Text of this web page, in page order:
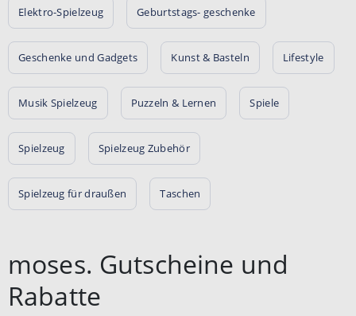
Elektro-Spielzeug Geburtstags- geschenke
Geschenke und Gadgets Kunst & Basteln Lifestyle
Musik Spielzeug Puzzeln & Lernen Spiele
Spielzeug Spielzeug Zubehör
Spielzeug für draußen Taschen
moses. Gutscheine und
Rabatte